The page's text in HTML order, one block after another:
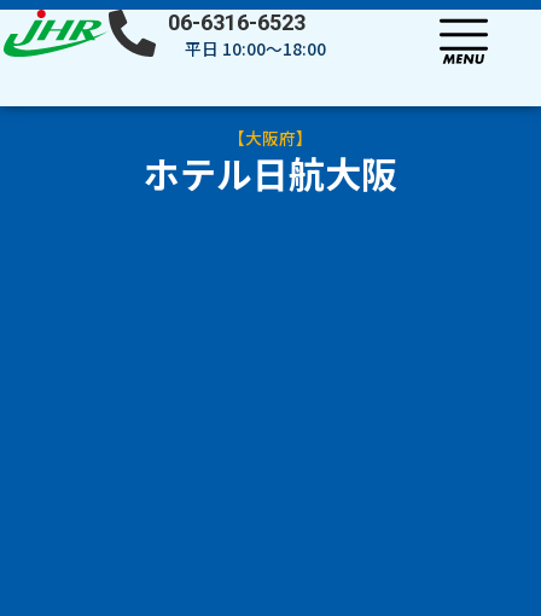
内
容
06-6316-6523
平日 10:00～18:00
【大阪府】
ホテル日航大阪